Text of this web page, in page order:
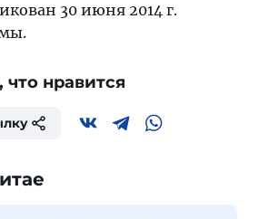
30 июня 2014 г.
нравится